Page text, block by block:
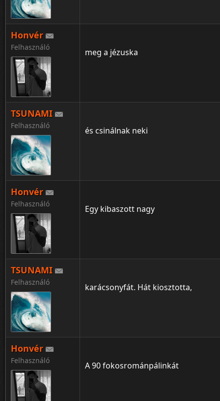
Honvér
Felhasználó meg a jézuska
TSUNAMI
Felhasználó és csinálnak neki
Honvér
Felhasználó Egy kibaszott nagy
TSUNAMI
Felhasználó karácsonyfát. Hát kiosztotta,
Honvér
Felhasználó A 90 fokosrománpálinkát